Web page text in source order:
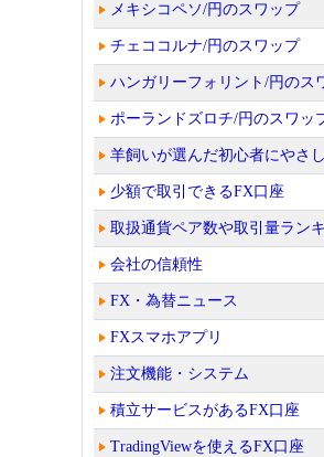
メキシコペソ/円のスワップ
チェココルナ/円のスワップ
ハンガリーフォリント/円のス
ポーランドズロチ/円のスワッ
羊飼いが選んだ初心者にやさ
少額で取引できるFX口座
取扱通貨ペア数や取引量ラン
会社の信頼性
FX・為替ニュース
FXスマホアプリ
注文機能・システム
積立サービスがあるFX口座
TradingViewを使えるFX口座